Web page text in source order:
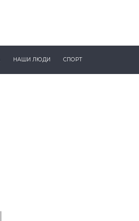
НАШИ ЛЮДИ СПОРТ